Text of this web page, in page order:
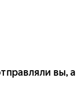
вы, а